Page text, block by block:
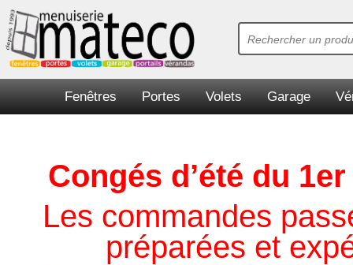
Fenêtres Portes Volets Garage
Congés d’été du
Les commandes
préparées et